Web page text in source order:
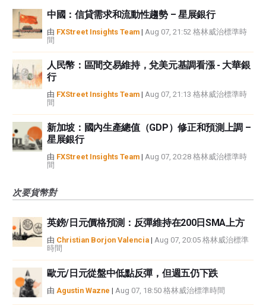
中國：信貸需求和流動性趨勢 – 星展銀行
由 FXStreet Insights Team | Aug 07, 21:52 格林威治標準時
間
人民幣：區間交易維持，兌美元基調看漲 - 大華銀
行
由 FXStreet Insights Team | Aug 07, 21:13 格林威治標準時
間
新加坡：國內生產總值（GDP）修正和預測上調 –
星展銀行
由 FXStreet Insights Team | Aug 07, 20:28 格林威治標準時
間
次要貨幣對
英鎊/日元價格預測：反彈維持在200日SMA上方
由 Christian Borjon Valencia | Aug 07, 20:05 格林威治標準
時間
歐元/日元從盤中低點反彈，但週五仍下跌
由 Agustin Wazne | Aug 07, 18:50 格林威治標準時間